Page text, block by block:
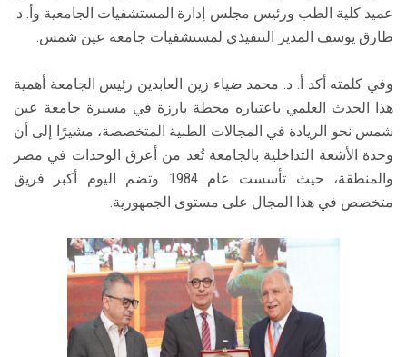
عميد كلية الطب ورئيس مجلس إدارة المستشفيات الجامعية وأ. د.
طارق يوسف المدير التنفيذي لمستشفيات جامعة عين شمس.
وفي كلمته أكد أ. د. محمد ضياء زين العابدين رئيس الجامعة أهمية
هذا الحدث العلمي باعتباره محطة بارزة في مسيرة جامعة عين
شمس نحو الريادة في المجالات الطبية المتخصصة، مشيرًا إلى أن
وحدة الأشعة التداخلية بالجامعة تُعد من أعرق الوحدات في مصر
والمنطقة، حيث تأسست عام 1984 وتضم اليوم أكبر فريق
متخصص في هذا المجال على مستوى الجمهورية.